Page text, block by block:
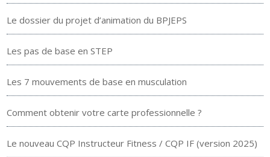
Le dossier du projet d’animation du BPJEPS
Les pas de base en STEP
Les 7 mouvements de base en musculation
Comment obtenir votre carte professionnelle ?
Le nouveau CQP Instructeur Fitness / CQP IF (version 2025)